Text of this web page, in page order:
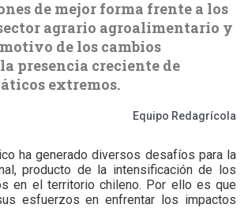
de mejor forma frente a los
agrario agroalimentario y
de los cambios
presencia creciente de
extremos.
Equipo Redagrícola
ha generado diversos desafíos para la
producto de la intensificación de los
en el territorio chileno. Por ello es que
esfuerzos en enfrentar los impactos